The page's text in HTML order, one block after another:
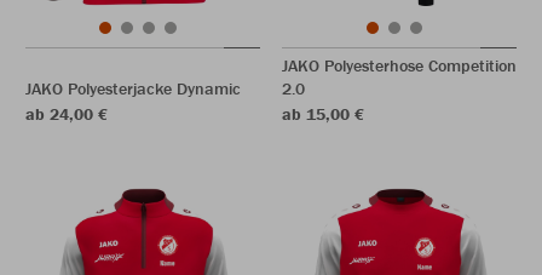
JAKO Polyesterjacke Dynamic
ab 24,00 €
JAKO Polyesterhose Competition
2.0
ab 15,00 €